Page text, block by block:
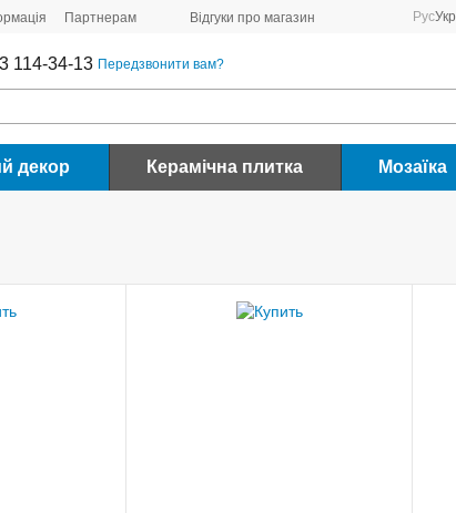
Партнерам Відгуки про магазин РусУкр
114-34-13 Передзвонити вам?
декор Керамічна плитка Мозаїка